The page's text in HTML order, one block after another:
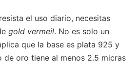
el uso diario, necesitas
gold vermeil. No es solo un
que la base es plata 925 y
de oro tiene al menos 2.5 micras